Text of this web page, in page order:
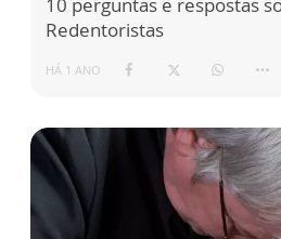
Redentoristas
HÁ 1 ANO